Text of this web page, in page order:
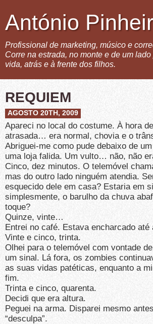
António
Profissional de marketing, músico e
Corre na estrada, no monte e de um
vida, atrás e à frente dos filhos.
REQUIEM
AGOSTO 20TH, 2009
Apareci no local do costume. À hora
atrasada… era normal, chovia e o
Abriguei-me como pude debaixo de
uma loja falida. Um vulto… não, não
Cinco, dez minutos. O telemóvel
mas do outro lado ninguém atendia.
esquecido dele em casa? Estaria em
simplesmente, o barulho da chuva
toque?
Quinze, vinte…
Entrei no café. Estava encharcado até
Vinte e cinco, trinta.
Olhei para o telemóvel com vontade
um sinal. Lá fora, os zombies
as suas vidas patéticas, enquanto a
fim.
Trinta e cinco, quarenta.
Decidi que era altura.
Peguei na arma. Disparei mesmo
“desculpa”.